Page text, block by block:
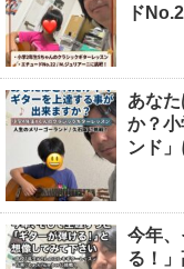
ド
あな
か？
ンド」
今年
る！